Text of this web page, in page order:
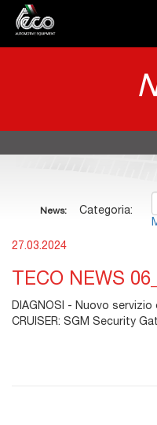
News: Categoria:
27.03.2024
TECO NEWS
DIAGNOSI - Nuovo
CRUISER: SGM Security